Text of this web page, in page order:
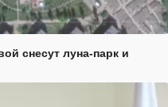
снесут луна-парк и